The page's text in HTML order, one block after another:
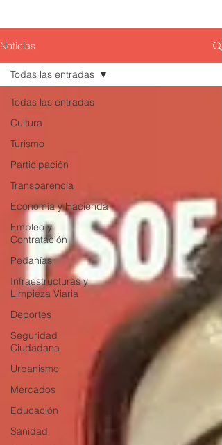
Noticias
Todas las entradas
Cultura
Turismo
Participación
Transparencia
Economía y Hacienda
Empleo y
Contratación
Pedanías
Infraestructuras y
Limpieza Viaria
Deportes
Seguridad
Ciudadana
Urbanismo
Mercados
Educación
Sanidad
Todas las entradas